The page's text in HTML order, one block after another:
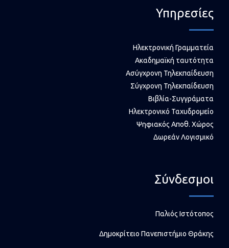
Υπηρεσίες
Ηλεκτρονική Γραμματεία
Ακαδημαϊκή ταυτότητα
Ασύγχρονη Τηλεκπαίδευση
Σύγχρονη Τηλεκπαίδευση
Βιβλία-Συγγράματα
Ηλεκτρονικό Ταχυδρομείο
Ψηφιακός Αποθ. Χώρος
Δωρεάν Λογισμικό
Σύνδεσμοι
Παλιός Ιστότοπος
Δημοκρίτειο Πανεπιστήμιο Θράκης